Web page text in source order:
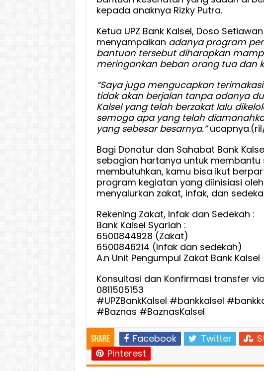
kepada anaknya Rizky Putra.
Ketua UPZ Bank Kalsel, Doso Setiawan
menyampaikan adanya program
bantuan tersebut diharapkan
meringankan beban orang tua dan
“Saya juga mengucapkan
tidak akan berjalan tanpa adanya
Kalsel yang telah berzakat lalu
semoga apa yang telah
yang sebesar besarnya.”
Bagi Donatur dan Sahabat Bank
sebagian hartanya untuk
membutuhkan, kamu bisa ikut
program kegiatan yang diinisiasi oleh
menyalurkan zakat, infak, dan
Rekening Zakat, Infak dan Sedekah :
Bank Kalsel Syariah :
6500844928 (Zakat)
6500846214 (Infak dan sedekah)
A.n Unit Pengumpul Zakat Bank Kalsel
Konsultasi dan Konfirmasi transfer via
0811505153
#UPZBankKalsel #bankkalsel
#Baznas #BaznasKalsel
Share Facebook Twitter
Pinterest